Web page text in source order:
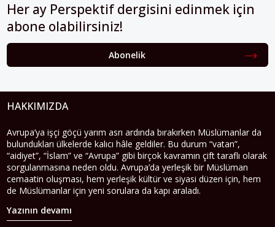
Her ay Perspektif dergisini edinmek için
abone olabilirsiniz!
Abonelik
HAKKIMIZDA
Avrupa’ya işçi göçü yarım asrı ardında bırakırken Müslümanlar da
bulundukları ülkelerde kalıcı hâle geldiler. Bu durum “vatan”,
“aidiyet”, “İslam” ve “Avrupa” gibi birçok kavramın çift taraflı olarak
sorgulanmasına neden oldu. Avrupa’da yerleşik bir Müslüman
cemaatin oluşması, hem yerleşik kültür ve siyasi düzen için, hem
de Müslümanlar için yeni sorulara da kapı araladı.
Yazının devamı